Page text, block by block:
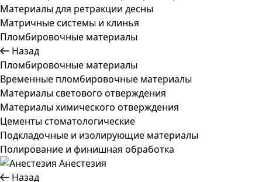
Материалы для ретракции десны
Матричные системы и клинья
Пломбировочные материалы
Назад
Пломбировочные материалы
Временные пломбировочные материалы
Материалы светового отверждения
Материалы химического отверждения
Цементы стоматологические
Подкладочные и изолирующие материалы
Полирование и финишная обработка
Анестезия
Назад